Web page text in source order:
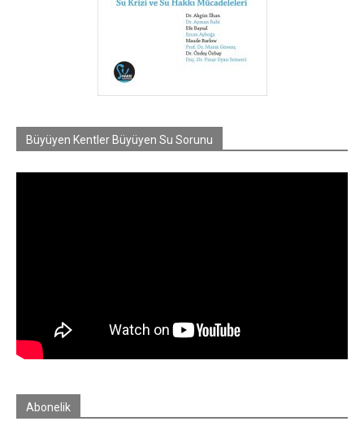
Büyüyen Kentler Büyüyen Su Sorunu
Abonelik